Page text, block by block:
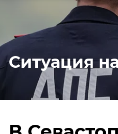
Ситуация